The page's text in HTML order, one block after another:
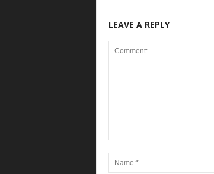
LEAVE A REPLY